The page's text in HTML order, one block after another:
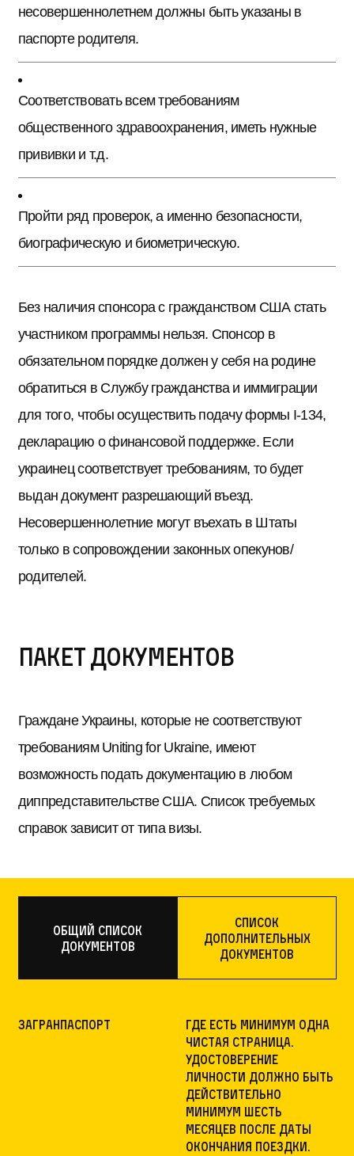
несовершеннолетнем должны быть указаны в
паспорте родителя.
Соответствовать всем требованиям
общественного здравоохранения, иметь нужные
прививки и т.д.
Пройти ряд проверок, а именно безопасности,
биографическую и биометрическую.
Без наличия спонсора с гражданством США стать
участником программы нельзя. Спонсор в
обязательном порядке должен у себя на родине
обратиться в Службу гражданства и иммиграции
для того, чтобы осуществить подачу формы I-134,
декларацию о финансовой поддержке. Если
украинец соответствует требованиям, то будет
выдан документ разрешающий въезд.
Несовершеннолетние могут въехать в Штаты
только в сопровождении законных опекунов/
родителей.
Пакет документов
Граждане Украины, которые не соответствуют
требованиям Uniting for Ukraine, имеют
возможность подать документацию в любом
диппредставительстве США. Список требуемых
справок зависит от типа визы.
Общий список
документов
Список
дополнительных
документов
Загранпаспорт
где есть минимум одна
чистая страница.
Удостоверение
личности должно быть
действительно
минимум шесть
месяцев после даты
окончания поездки.